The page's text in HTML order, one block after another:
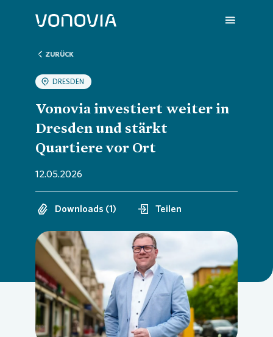
Über uns
Nachhaltigkeit
Investoren
Karriere
Login
ZURÜCK
DRESDEN
Vonovia investiert weiter in
Dresden und stärkt
Quartiere vor Ort
12.05.2026
Downloads (1) Teilen
Loading...